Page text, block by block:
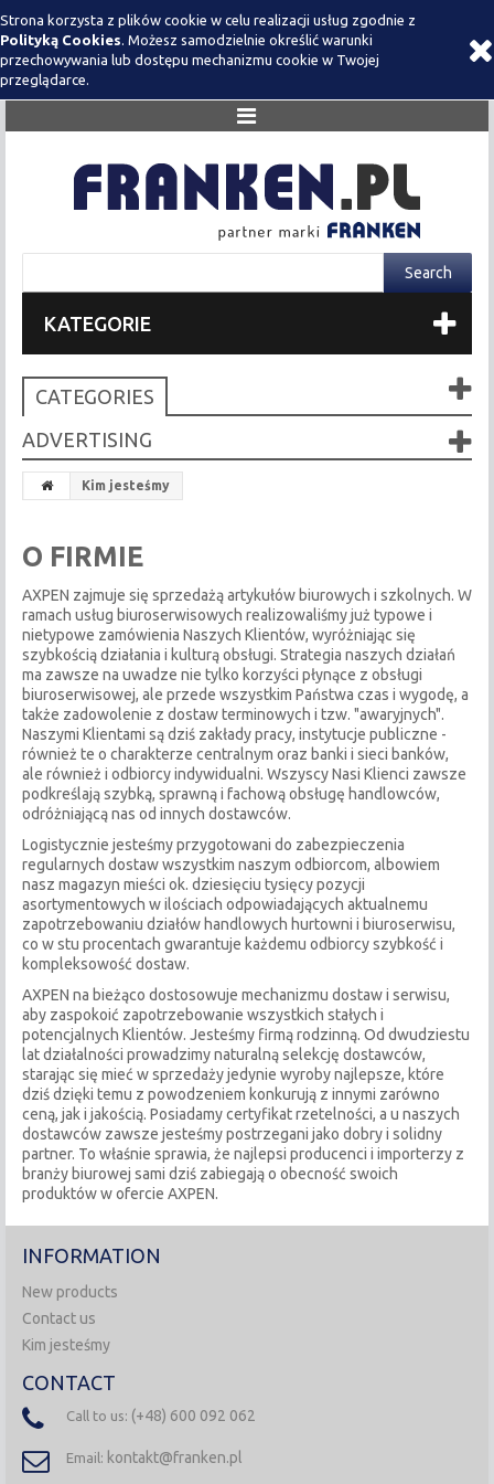
KATEGORIE
CATEGORIES
ADVERTISING
Kim jesteśmy
O FIRMIE
AXPEN zajmuje się sprzedażą artykułów biurowych i szkolnych. W
ramach usług biuroserwisowych realizowaliśmy już typowe i
nietypowe zamówienia Naszych Klientów, wyróżniając się
szybkością działania i kulturą obsługi. Strategia naszych działań
ma zawsze na uwadze nie tylko korzyści płynące z obsługi
biuroserwisowej, ale przede wszystkim Państwa czas i wygodę, a
także zadowolenie z dostaw terminowych i tzw. "awaryjnych".
Naszymi Klientami są dziś zakłady pracy, instytucje publiczne -
również te o charakterze centralnym oraz banki i sieci banków,
ale również i odbiorcy indywidualni. Wszyscy Nasi Klienci zawsze
podkreślają szybką, sprawną i fachową obsługę handlowców,
odróżniającą nas od innych dostawców.
Logistycznie jesteśmy przygotowani do zabezpieczenia
regularnych dostaw wszystkim naszym odbiorcom, albowiem
nasz magazyn mieści ok. dziesięciu tysięcy pozycji
asortymentowych w ilościach odpowiadających aktualnemu
zapotrzebowaniu działów handlowych hurtowni i biuroserwisu,
co w stu procentach gwarantuje każdemu odbiorcy szybkość i
kompleksowość dostaw.
AXPEN na bieżąco dostosowuje mechanizmu dostaw i serwisu,
aby zaspokoić zapotrzebowanie wszystkich stałych i
potencjalnych Klientów. Jesteśmy firmą rodzinną. Od dwudziestu
lat działalności prowadzimy naturalną selekcję dostawców,
starając się mieć w sprzedaży jedynie wyroby najlepsze, które
dziś dzięki temu z powodzeniem konkurują z innymi zarówno
ceną, jak i jakością. Posiadamy certyfikat rzetelności, a u naszych
dostawców zawsze jesteśmy postrzegani jako dobry i solidny
partner. To właśnie sprawia, że najlepsi producenci i importerzy z
branży biurowej sami dziś zabiegają o obecność swoich
produktów w ofercie AXPEN.
INFORMATION
New products
Contact us
Kim jesteśmy
CONTACT
Call to us: (+48) 600 092 062
Email: kontakt@franken.pl
Strona korzysta z plików cookie w celu realizacji usług zgodnie z
Polityką Cookies. Możesz samodzielnie określić warunki
przechowywania lub dostępu mechanizmu cookie w Twojej
przeglądarce.